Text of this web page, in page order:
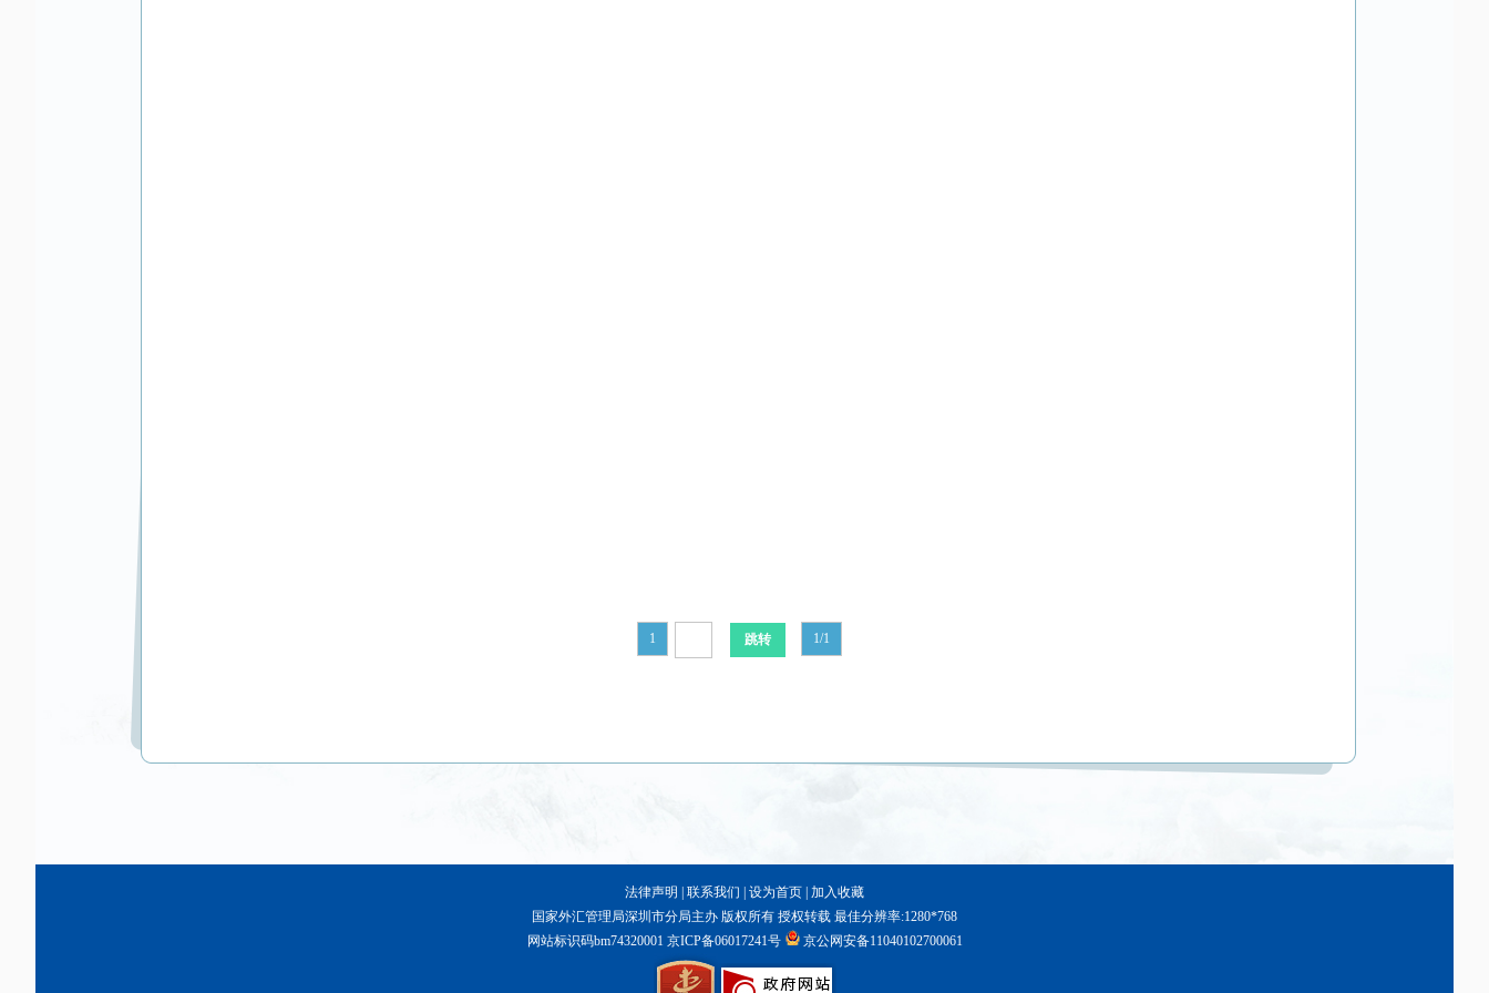
1 1/1
法律声明 联系我们 设为首页 加入收藏
国家外汇管理局深圳市分局主办 版权所有 授权转载 最佳分辨率:1280*768
网站标识码bm74320001京ICP备06017241号 京公网安备11040102700061